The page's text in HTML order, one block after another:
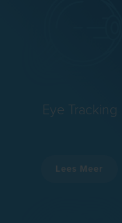
Eye Tracking
Lees Meer